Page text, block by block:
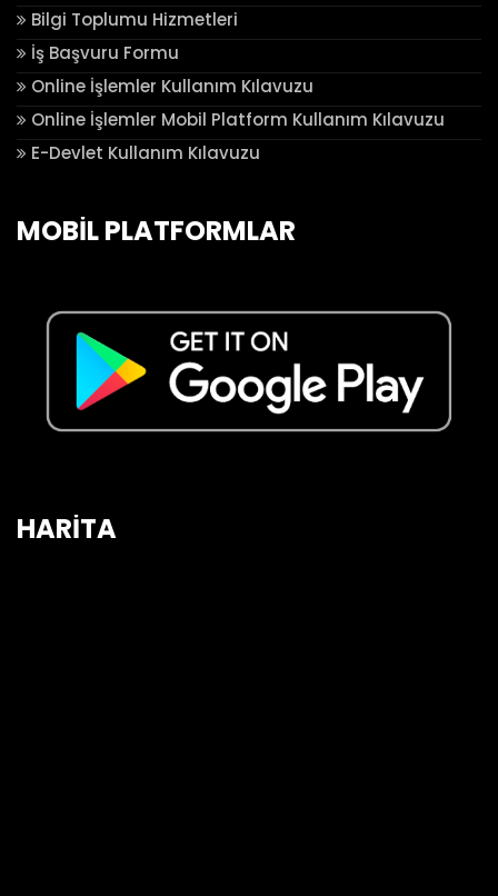
Bilgi Toplumu Hizmetleri
İş Başvuru Formu
Online İşlemler Kullanım Kılavuzu
Online İşlemler Mobil Platform Kullanım Kılavuzu
E-Devlet Kullanım Kılavuzu
MOBİL PLATFORMLAR
HARİTA